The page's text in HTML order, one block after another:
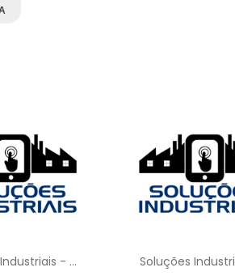
Soluções Industriais - AC